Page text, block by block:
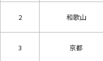
2 和歌山
3 京都